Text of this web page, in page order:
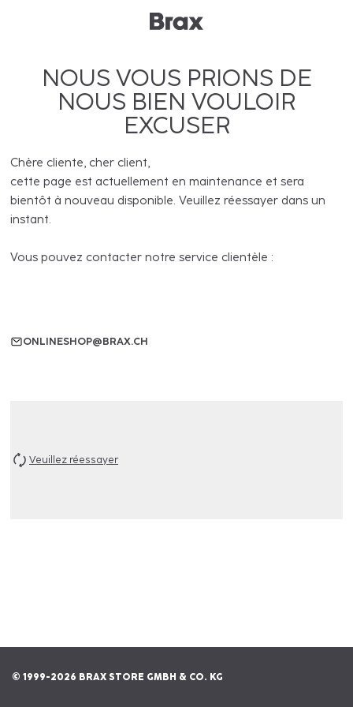
NOUS VOUS PRIONS DE
NOUS BIEN VOULOIR
EXCUSER
Chère cliente, cher client,
cette page est actuellement en maintenance et sera
bientôt à nouveau disponible. Veuillez réessayer dans un
instant.
Vous pouvez contacter notre service clientèle :
ONLINESHOP@BRAX.CH
Veuillez réessayer
© 1999-2026 BRAX STORE GMBH & CO. KG